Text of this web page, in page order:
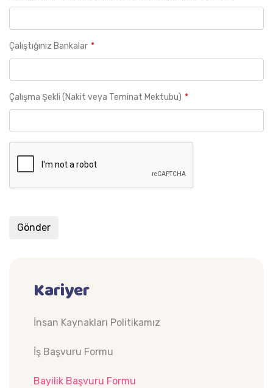
Çalıştığınız Bankalar
Çalışma Şekli (Nakit veya Teminat Mektubu)
Kariyer
İnsan Kaynakları Politikamız
İş Başvuru Formu
Bayilik Başvuru Formu